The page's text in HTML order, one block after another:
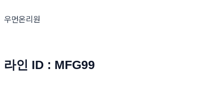
우먼온리원
라인 ID : MFG99